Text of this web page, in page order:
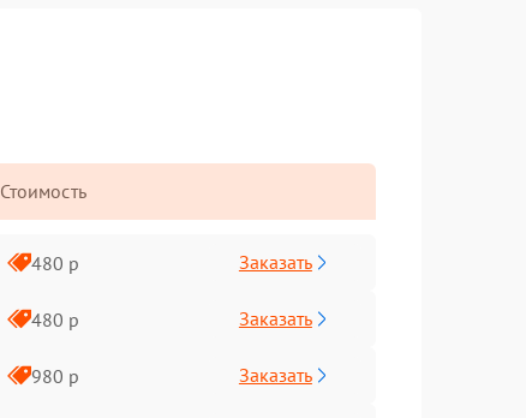
Стоимость
480 р Заказать
480 р Заказать
980 р Заказать